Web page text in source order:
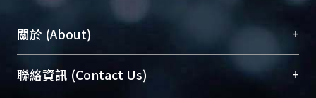
關於 (About) +
臺大位居世界頂尖大學之列，為永久珍藏及向國際
展現本校豐碩的研究成果及學術能量，圖書館整合
聯絡資訊 (Contact Us) +